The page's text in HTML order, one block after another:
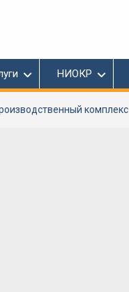
НИОКР
комплекс